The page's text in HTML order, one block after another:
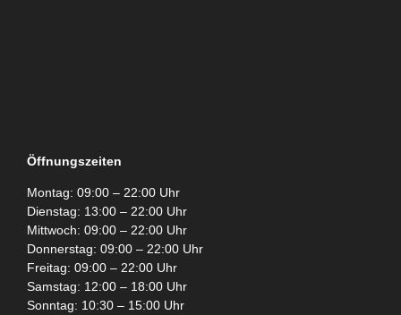
Öffnungszeiten
Montag: 09:00 – 22:00 Uhr
Dienstag: 13:00 – 22:00 Uhr
Mittwoch: 09:00 – 22:00 Uhr
Donnerstag: 09:00 – 22:00 Uhr
Freitag: 09:00 – 22:00 Uhr
Samstag: 12:00 – 18:00 Uhr
Sonntag: 10:30 – 15:00 Uhr